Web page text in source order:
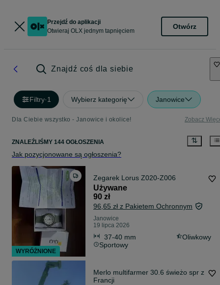
Przejdź do aplikacji
Otwieraj OLX jednym tapnięciem
Otwórz
Znajdź coś dla siebie
Filtry·1 Wybierz kategorię Janowice
Dla Ciebie wszystko - Janowice i okolice! Zobacz
ZNALEŹLIŚMY 144 OGŁOSZENIA
Jak pozycjonowane są ogłoszenia?
Zegarek Lorus Z020-Z006
Używane
90 zł
96,65 zł z Pakietem Ochronnym
Janowice
19 lipca 2026
37-40 mm
Oliwkowy
Sportowy
Merlo multifarmer 30.6 świeżo spr z
Francji
WYRÓŻNIONE